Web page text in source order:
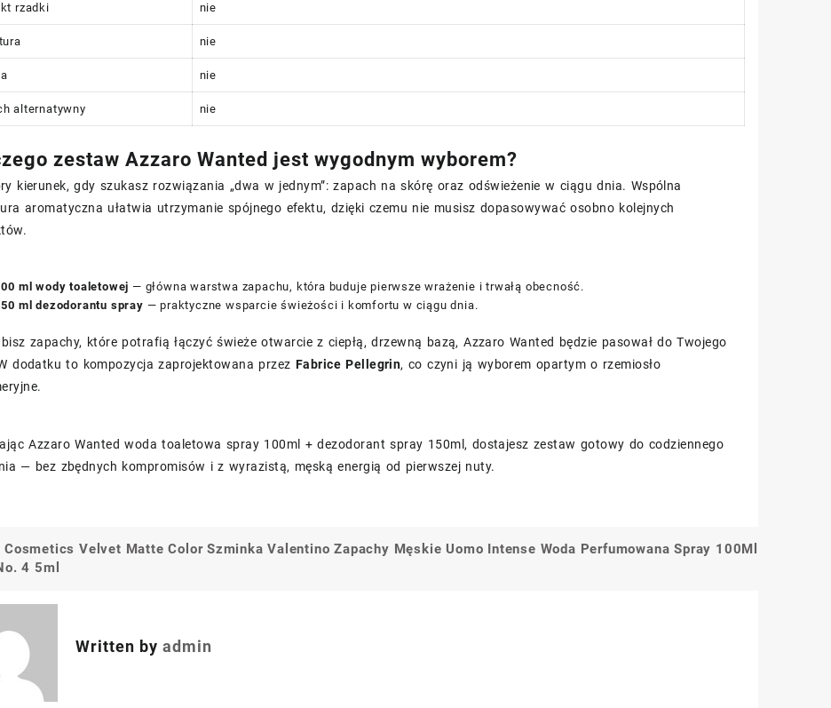
rzadki nie
nie
nie
alternatywny nie
zestaw Azzaro Wanted jest wygodnym wyborem?
kierunek, gdy szukasz rozwiązania „dwa w jednym”: zapach na skórę oraz odświeżenie w ciągu dnia. Wspólna
aromatyczna ułatwia utrzymanie spójnego efektu, dzięki czemu nie musisz dopasowywać osobno kolejnych
ml wody toaletowej — główna warstwa zapachu, która buduje pierwsze wrażenie i trwałą obecność.
ml dezodorantu spray — praktyczne wsparcie świeżości i komfortu w ciągu dnia.
zapachy, które potrafią łączyć świeże otwarcie z ciepłą, drzewną bazą, Azzaro Wanted będzie pasował do Twojego
dodatku to kompozycja zaprojektowana przez Fabrice Pellegrin, co czyni ją wyborem opartym o rzemiosło
Azzaro Wanted woda toaletowa spray 100ml + dezodorant spray 150ml, dostajesz zestaw gotowy do codziennego
— bez zbędnych kompromisów i z wyrazistą, męską energią od pierwszej nuty.
Cosmetics Velvet Matte Color Szminka
4 5ml
Valentino Zapachy Męskie Uomo Intense Woda Perfumowana Spray 100Ml
Written by admin